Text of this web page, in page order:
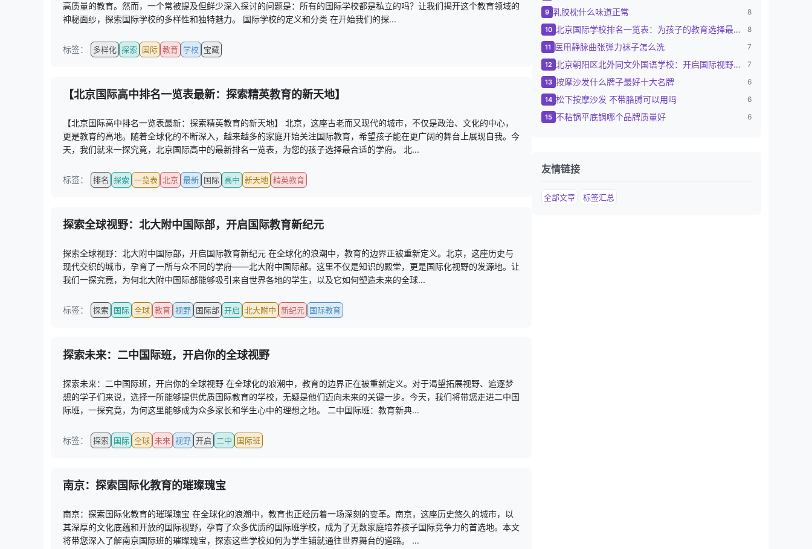
高质量的教育。然而，一个常被提及但鲜少深入探讨的问题是：所有的国际学校都是私立的吗？让我们揭开这个教育领域的
神秘面纱，探索国际学校的多样性和独特魅力。 国际学校的定义和分类 在开始我们的探...
标签： 多样化 探索 国际 教育 学校 宝藏
【北京国际高中排名一览表最新：探索精英教育的新天地】
【北京国际高中排名一览表最新：探索精英教育的新天地】 北京，这座古老而又现代的城市，不仅是政治、文化的中心，
更是教育的高地。随着全球化的不断深入，越来越多的家庭开始关注国际教育，希望孩子能在更广阔的舞台上展现自我。今
天，我们就来一探究竟，北京国际高中的最新排名一览表，为您的孩子选择最合适的学府。 北...
标签： 排名 探索 一览表 北京 最新 国际 高中 新天地 精英教育
探索全球视野：北大附中国际部，开启国际教育新纪元
探索全球视野：北大附中国际部，开启国际教育新纪元 在全球化的浪潮中，教育的边界正被重新定义。北京，这座历史与
现代交织的城市，孕育了一所与众不同的学府——北大附中国际部。这里不仅是知识的殿堂，更是国际化视野的发源地。让
我们一探究竟，为何北大附中国际部能够吸引来自世界各地的学生，以及它如何塑造未来的全球...
标签： 探索 国际 全球 教育 视野 国际部 开启 北大附中 新纪元 国际教育
探索未来：二中国际班，开启你的全球视野
探索未来：二中国际班，开启你的全球视野 在全球化的浪潮中，教育的边界正在被重新定义。对于渴望拓展视野、追逐梦
想的学子们来说，选择一所能够提供优质国际教育的学校，无疑是他们迈向未来的关键一步。今天，我们将带您走进二中国
际班，一探究竟，为何这里能够成为众多家长和学生心中的理想之地。 二中国际班：教育新典...
标签： 探索 国际 全球 未来 视野 开启 二中 国际班
南京：探索国际化教育的璀璨瑰宝
南京：探索国际化教育的璀璨瑰宝 在全球化的浪潮中，教育也正经历着一场深刻的变革。南京，这座历史悠久的城市，以
其深厚的文化底蕴和开放的国际视野，孕育了众多优质的国际班学校，成为了无数家庭培养孩子国际竞争力的首选地。本文
将带您深入了解南京国际班的璀璨瑰宝，探索这些学校如何为学生铺就通往世界舞台的道路。 ...
9 乳胶枕什么味道正常 8
10 北京国际学校排名一览表：为孩子的教育选择最佳路径 8
11 医用静脉曲张弹力袜子怎么洗 7
12 北京朝阳区北外同文外国语学校：开启国际视野的摇篮 7
13 按摩沙发什么牌子最好十大名牌 6
14 松下按摩沙发 不带胳膊可以用吗 6
15 不粘锅平底锅哪个品牌质量好 6
友情链接
全部文章 标签汇总